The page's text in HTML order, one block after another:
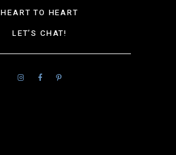
HEART TO HEART
LET’S CHAT!